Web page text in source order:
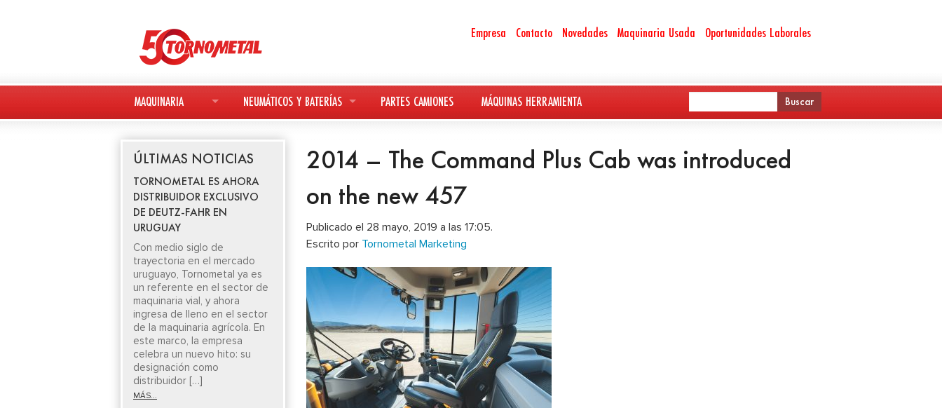
Empresa Contacto Novedades Maquinaria Usada Oportunidades Laborales
MAQUINARIA
MAQUINARIA NUEVA
MAQUINARIA USADA
DEUTZ-FAHR
AVANT
KESLA
NEUMÁTICOS Y BATERÍAS
NEUMÁTICOS
BATERÍAS
PARTES CAMIONES MÁQUINAS HERRAMIENTA
2014 – The Command Plus Cab was introduced
on the new 457
Publicado el 28 mayo, 2019 a las 17:05.
Escrito por Tornometal Marketing
ÚLTIMAS NOTICIAS
TORNOMETAL ES AHORA
DISTRIBUIDOR EXCLUSIVO
DE DEUTZ-FAHR EN
URUGUAY
Con medio siglo de
trayectoria en el mercado
uruguayo, Tornometal ya es
un referente en el sector de
maquinaria vial, y ahora
ingresa de lleno en el sector
de la maquinaria agrícola. En
este marco, la empresa
celebra un nuevo hito: su
designación como
distribuidor […]
MÁS...